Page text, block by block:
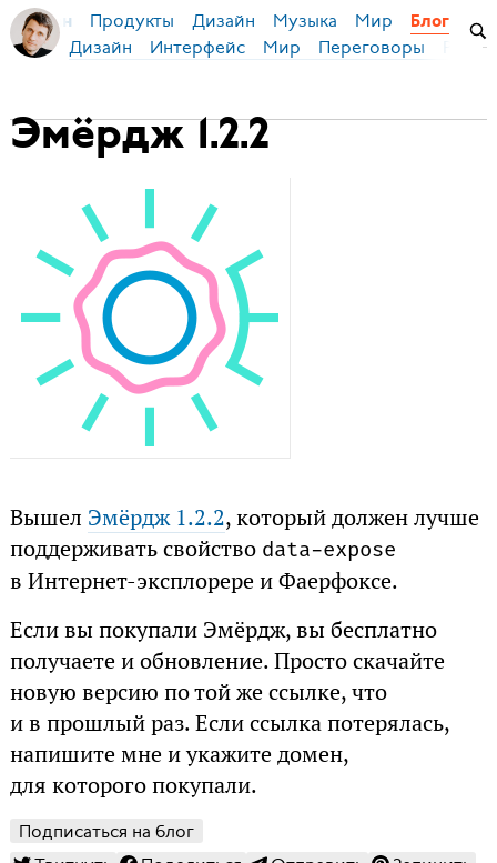
Бирман Продукты Дизайн Музыка Мир Блог
Дизайн Интерфейс Мир Переговоры
Эмёрдж 1.2.2
Вышел Эмёрдж 1.2.2, который должен лучше
поддерживать свойство data-expose
в Интернет-эксплорере и Фаерфоксе.
Если вы покупали Эмёрдж, вы бесплатно
получаете и обновление. Просто скачайте
новую версию по той же ссылке, что
и в прошлый раз. Если ссылка потерялась,
напишите мне и укажите домен,
для которого покупали.
Подписаться на блог